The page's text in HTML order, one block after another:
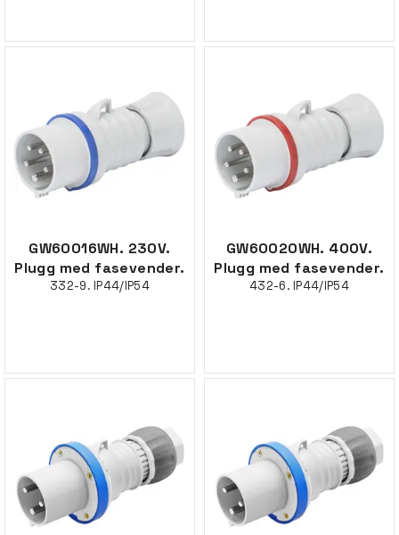
GW60016WH. 230V.
Plugg med fasevender.
332-9. IP44/IP54
GW60020WH. 400V.
Plugg med fasevender.
432-6. IP44/IP54